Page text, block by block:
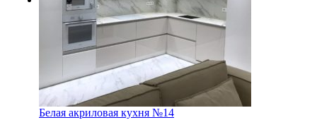
Белая акриловая кухня №14